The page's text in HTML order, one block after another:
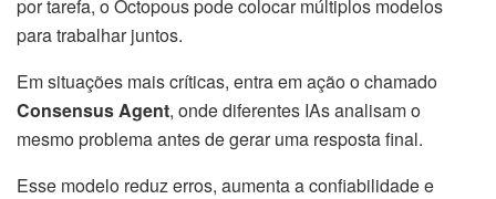
por tarefa, o Octopous pode colocar múltiplos modelos
para trabalhar juntos.
Em situações mais críticas, entra em ação o chamado
Consensus Agent, onde diferentes IAs analisam o
mesmo problema antes de gerar uma resposta final.
Esse modelo reduz erros, aumenta a confiabilidade e